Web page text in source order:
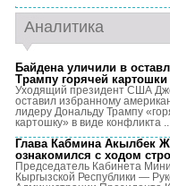
Аналитика
Байдена уличили в
Трампу горячей
Уходящий президент США
оставил избранному
лидеру Дональду Трампу
картошку» в виде конфликта ...
Глава Кабмина Акылбек
ознакомился с ходом
Председатель Кабинета
Кыргызской Республики —